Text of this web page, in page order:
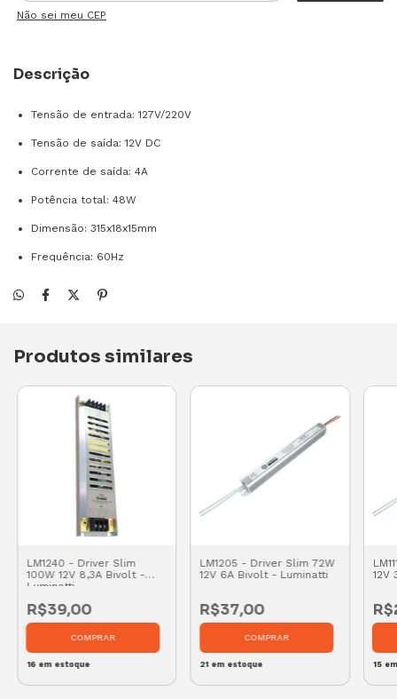
Não sei meu CEP
Descrição
Tensão de entrada: 127V/220V
Tensão de saída: 12V DC
Corrente de saída: 4A
Potência total: 48W
Dimensão: 315x18x15mm
Frequência: 60Hz
Produtos similares
LM1240 - Driver Slim
100W 12V 8,3A Bivolt -
Luminatti
R$39,00
16em estoque
LM1205 - Driver Slim 72W
12V 6A Bivolt - Luminatti
R$37,00
21em estoque
12V
15